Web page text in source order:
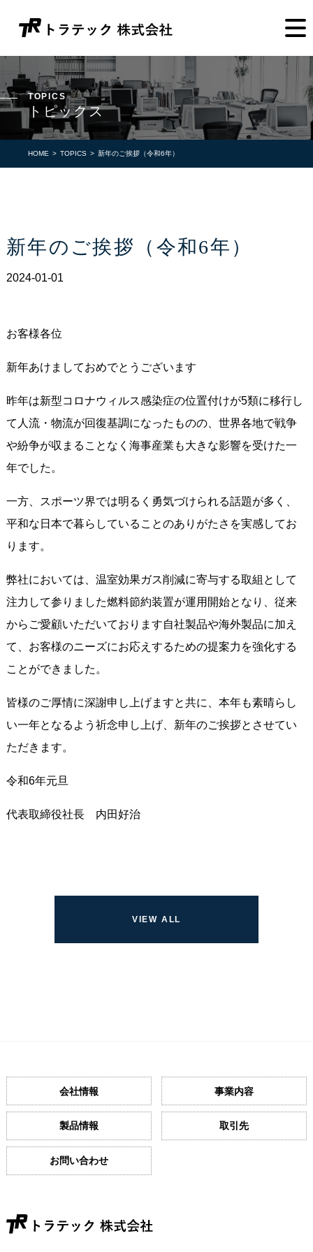
TOPICS
トピックス
HOME TOPICS 新年のご挨拶（令和6年）
新年のご挨拶（令和6年）
2024-01-01
お客様各位
新年あけましておめでとうございます
昨年は新型コロナウィルス感染症の位置付けが5類に移行し
て人流・物流が回復基調になったものの、世界各地で戦争
や紛争が収まることなく海事産業も大きな影響を受けた一
年でした。
一方、スポーツ界では明るく勇気づけられる話題が多く、
平和な日本で暮らしていることのありがたさを実感してお
ります。
弊社においては、温室効果ガス削減に寄与する取組として
注力して参りました燃料節約装置が運用開始となり、従来
からご愛顧いただいております自社製品や海外製品に加え
て、お客様のニーズにお応えするための提案力を強化する
ことができました。
皆様のご厚情に深謝申し上げますと共に、本年も素晴らし
い一年となるよう祈念申し上げ、新年のご挨拶とさせてい
ただきます。
令和6年元旦
代表取締役社長 内田好治
会社情報 事業内容
製品情報 取引先
お問い合わせ